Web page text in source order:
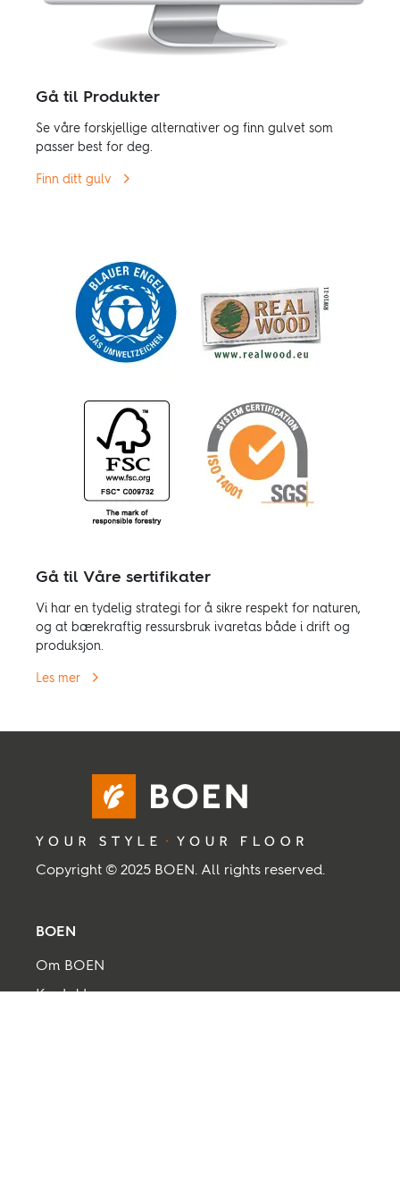
Gå til Produkter
Se våre forskjellige alternativer og finn gulvet som
passer best for deg.
Finn ditt gulv
Gå til Våre sertifikater
Vi har en tydelig strategi for å sikre respekt for naturen,
og at bærekraftig ressursbruk ivaretas både i drift og
produksjon.
Les mer
BOEN
Om BOEN
Kontakt oss
Copyright © 2025 BOEN. All rights reserved.